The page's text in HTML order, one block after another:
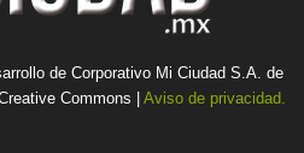
de Corporativo Mi Ciudad S.A. de
Commons | Aviso de privacidad.